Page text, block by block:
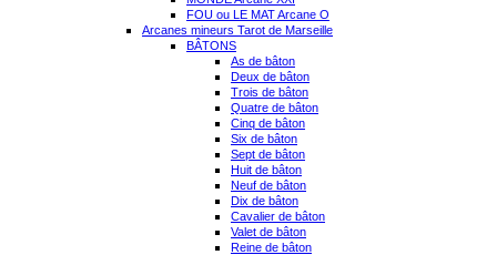
FOU ou LE MAT Arcane O
Arcanes mineurs Tarot de Marseille
BÂTONS
As de bâton
Deux de bâton
Trois de bâton
Quatre de bâton
Cinq de bâton
Six de bâton
Sept de bâton
Huit de bâton
Neuf de bâton
Dix de bâton
Cavalier de bâton
Valet de bâton
Reine de bâton